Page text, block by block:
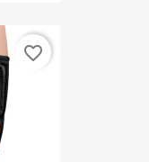
favorite_border